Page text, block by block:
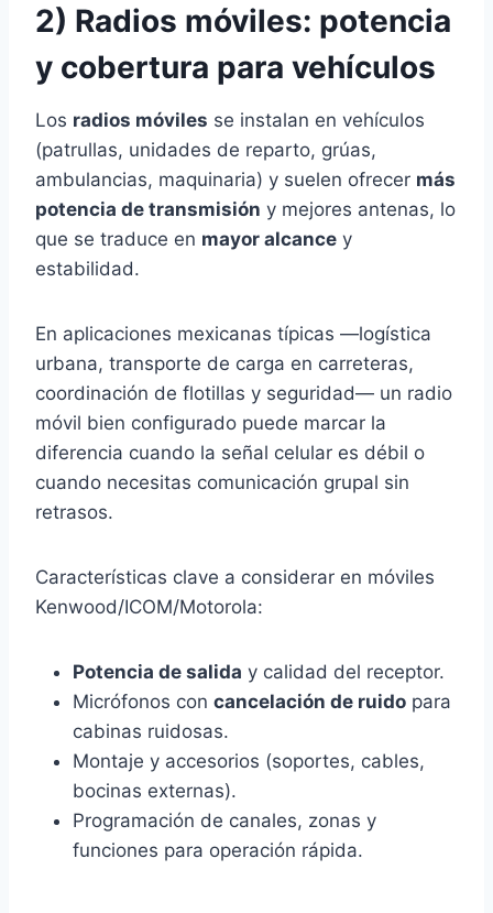
2) Radios móviles: potencia
y cobertura para vehículos
Los radios móviles se instalan en vehículos
(patrullas, unidades de reparto, grúas,
ambulancias, maquinaria) y suelen ofrecer más
potencia de transmisión y mejores antenas, lo
que se traduce en mayor alcance y
estabilidad.
En aplicaciones mexicanas típicas —logística
urbana, transporte de carga en carreteras,
coordinación de flotillas y seguridad— un radio
móvil bien configurado puede marcar la
diferencia cuando la señal celular es débil o
cuando necesitas comunicación grupal sin
retrasos.
Características clave a considerar en móviles
Kenwood/ICOM/Motorola:
Potencia de salida y calidad del receptor.
Micrófonos con cancelación de ruido para
cabinas ruidosas.
Montaje y accesorios (soportes, cables,
bocinas externas).
Programación de canales, zonas y
funciones para operación rápida.